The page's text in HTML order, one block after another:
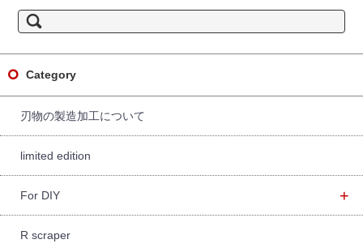
e
a
f
o Category
刃物の製造加工について
limited edition
+
For DIY
R scraper